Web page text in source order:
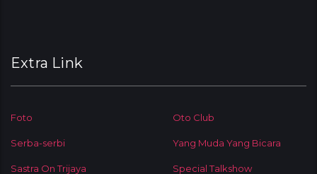
Extra Link
Foto Oto Club
Serba-serbi Yang Muda Yang Bicara
Sastra On Trijaya Special Talkshow